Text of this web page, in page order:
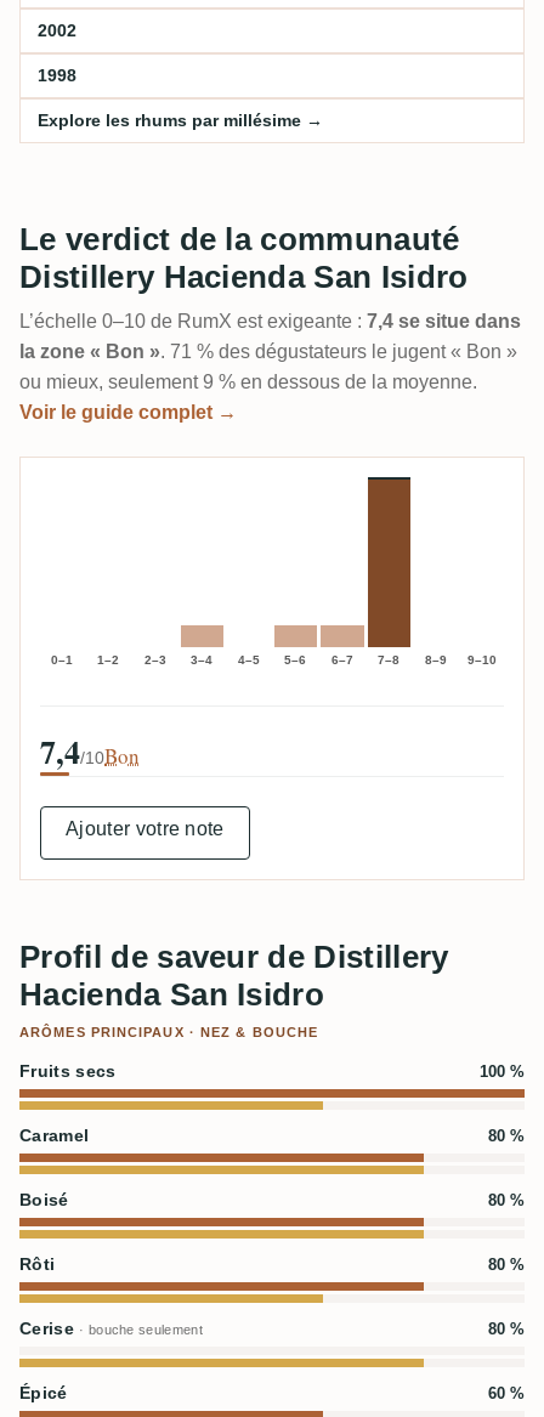
2002
1998
Explore les rhums par millésime →
Le verdict de la communauté
Distillery Hacienda San Isidro
L’échelle 0–10 de RumX est exigeante : 7,4 se situe dans
la zone « Bon ». 71 % des dégustateurs le jugent « Bon »
ou mieux, seulement 9 % en dessous de la moyenne.
Voir le guide complet →
0–1 1–2 2–3 3–4 4–5 5–6 6–7 7–8 8–9 9–10
7,4/10Bon
Ajouter votre note
Profil de saveur de Distillery
Hacienda San Isidro
ARÔMES PRINCIPAUX · NEZ & BOUCHE
Fruits secs 100 %
Caramel 80 %
Boisé 80 %
Rôti 80 %
Cerise · bouche seulement 80 %
Épicé 60 %